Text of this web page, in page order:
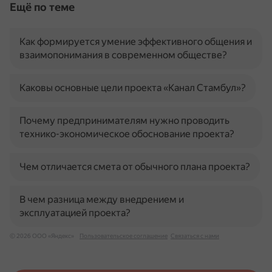
Ещё по теме
Как формируется умение эффективного общения и
взаимопонимания в современном обществе?
Каковы основные цели проекта «Канал Стамбул»?
Почему предпринимателям нужно проводить
технико-экономическое обоснование проекта?
Чем отличается смета от обычного плана проекта?
В чем разница между внедрением и
эксплуатацией проекта?
© 2026 ООО «Яндекс» Пользовательское соглашение Связаться с нами